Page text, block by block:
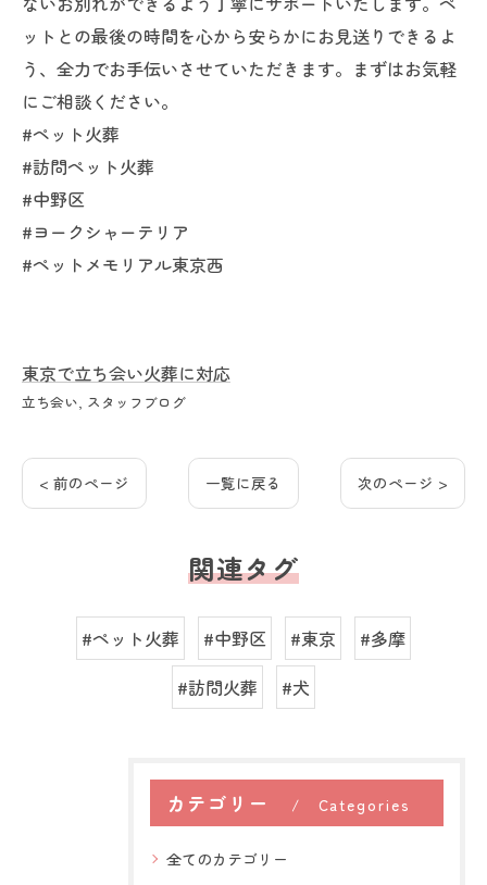
ットとの最後の時間を心から安らかにお見送りできるよ
う、全力でお手伝いさせていただきます。まずはお気軽
にご相談ください。
#ペット火葬
#訪問ペット火葬
#中野区
#ヨークシャーテリア
#ペットメモリアル東京西
東京で立ち会い火葬に対応
立ち会い スタッフブログ
< 前のページ 一覧に戻る 次のページ >
関連タグ
#ペット火葬 #中野区 #東京
#多摩
#訪問火葬
#犬
カテゴリー Categories
全てのカテゴリー